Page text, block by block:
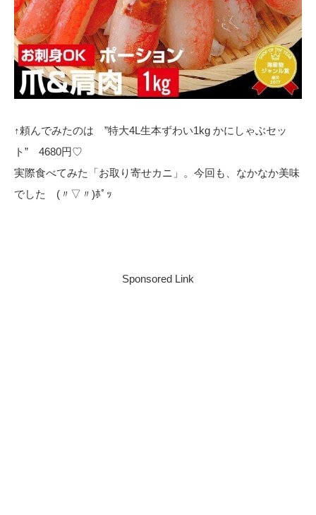
↑頼んでみたのは ”特大4L生本ずわい1kg かにしゃぶセッ
ト” 4680円♡
実際食べてみた「お取り寄せカニ」。今回も、なかなか美味
でした (〃▽〃)ﾎﾟｯ
Sponsored Link